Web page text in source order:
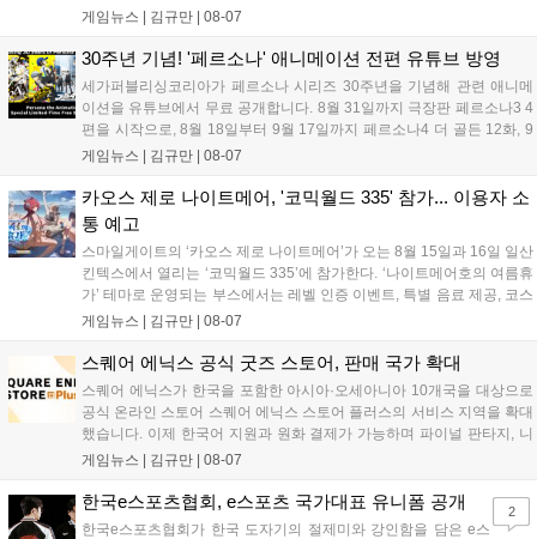
고 있으며, 이번 행사에는 영화진흥위원회 등 14개 기관 임직원이 동참
따뜻한 실천에 참여한 모든 임직원에게 감사의 뜻을 전하며 헌혈 문화
확산에 앞장섰습니다....
게임뉴스 | 김규만 08-07
30주년 기념! '페르소나' 애니메이션 전편 유튜브 방영
세가퍼블리싱코리아가 페르소나 시리즈 30주년을 기념해 관련 애니메
이션을 유튜브에서 무료 공개합니다. 8월 31일까지 극장판 페르소나3 4
편을 시작으로, 8월 18일부터 9월 17일까지 페르소나4 더 골든 12화, 9
월 15일부터 10월 14일까지 페르소나5 시리즈가 순차 공개됩니다. 또한
영상 및 대형 전광판에 소개될 예정입니다....
게임뉴스 | 김규만 08-07
카오스 제로 나이트메어, '코믹월드 335' 참가... 이용자 소
통 예고
스마일게이트의 ‘카오스 제로 나이트메어’가 오는 8월 15일과 16일 일산
킨텍스에서 열리는 ‘코믹월드 335’에 참가한다. ‘나이트메어호의 여름휴
가’ 테마로 운영되는 부스에서는 레벨 인증 이벤트, 특별 음료 제공, 코스
프레 모델 포토존 등 다채로운 행사가 진행된다. 유명 코스어 7인이 캐릭
세한 정보는 공식 커뮤니티에서 확인 가능하다....
게임뉴스 | 김규만 08-07
스퀘어 에닉스 공식 굿즈 스토어, 판매 국가 확대
스퀘어 에닉스가 한국을 포함한 아시아·오세아니아 10개국을 대상으로
공식 온라인 스토어 스퀘어 에닉스 스토어 플러스의 서비스 지역을 확대
했습니다. 이제 한국어 지원과 원화 결제가 가능하며 파이널 판타지, 니
어 등 주요 게임의 피규어, 굿즈를 구매할 수 있습니다. 신상품이 순차적
용 가능합니다....
게임뉴스 | 김규만 08-07
한국e스포츠협회, e스포츠 국가대표 유니폼 공개
한국e스포츠협회가 한국 도자기의 절제미와 강인함을 담은 e스
2